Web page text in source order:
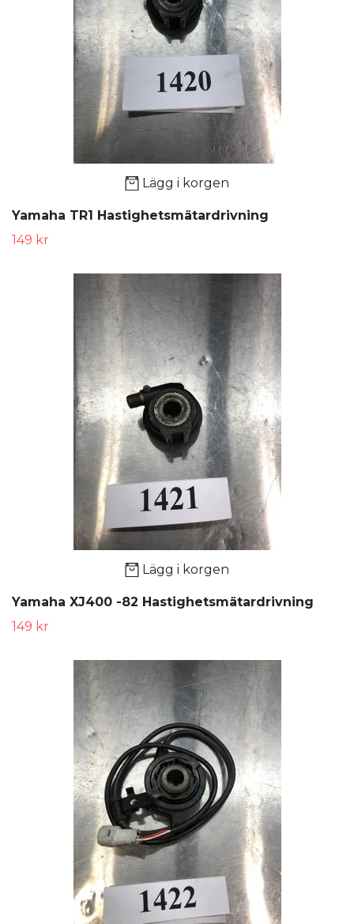
Lägg i korgen
Yamaha TR1 Hastighetsmätardrivning
149 kr
Lägg i korgen
Yamaha XJ400 -82 Hastighetsmätardrivning
149 kr